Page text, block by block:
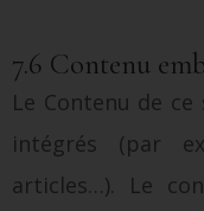
7.6 Contenu
Le Contenu de
intégrés (par
articles…). Le